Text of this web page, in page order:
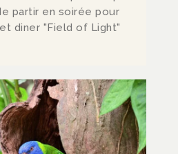
partir en soirée pour
diner "Field of Light"